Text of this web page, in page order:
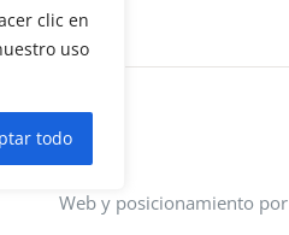
clic en
uso
todo
Web y posicionamiento por